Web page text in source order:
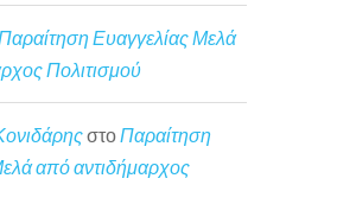
Ευαγγελίας Μελά
Πολιτισμού
στοΠαραίτηση
από αντιδήμαρχος